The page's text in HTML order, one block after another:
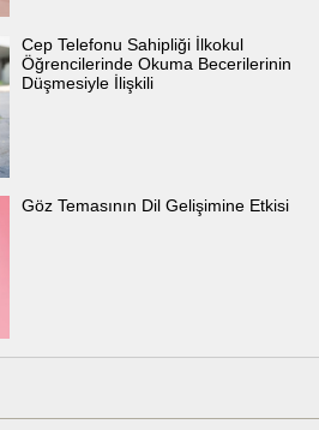
Cep Telefonu Sahipliği İlkokul
Öğrencilerinde Okuma Becerilerinin
Düşmesiyle İlişkili
Göz Temasının Dil Gelişimine Etkisi